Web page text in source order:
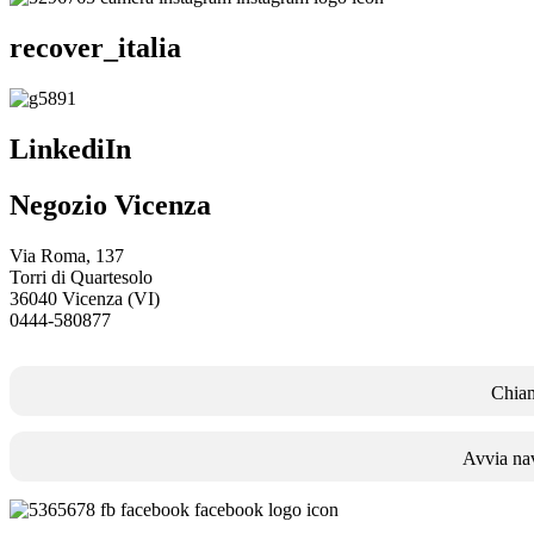
recover_italia
LinkediIn
Negozio Vicenza
Via Roma, 137
Torri di Quartesolo
36040 Vicenza (VI)
0444-580877
Avvia